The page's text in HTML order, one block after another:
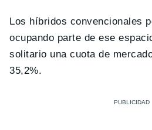
Los híbridos convencionales
ocupando parte de ese
solitario una cuota de
35,2%.